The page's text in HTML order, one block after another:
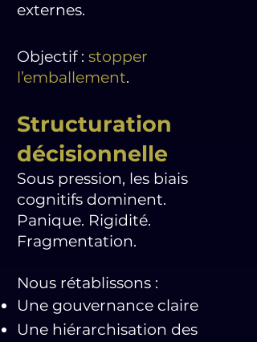
externes.
Objectif : stopper
l’emballement.
Structuration
décisionnelle
Sous pression, les biais
cognitifs dominent.
Panique. Rigidité.
Fragmentation.
Nous rétablissons :
Une gouvernance claire
Une hiérarchisation des